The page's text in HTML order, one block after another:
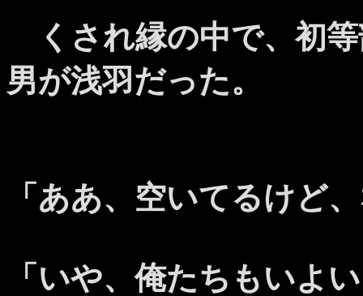
くされ縁の中で、初
男が浅羽だった。
「ああ、空いてるけど
「いや、俺たちもいよ